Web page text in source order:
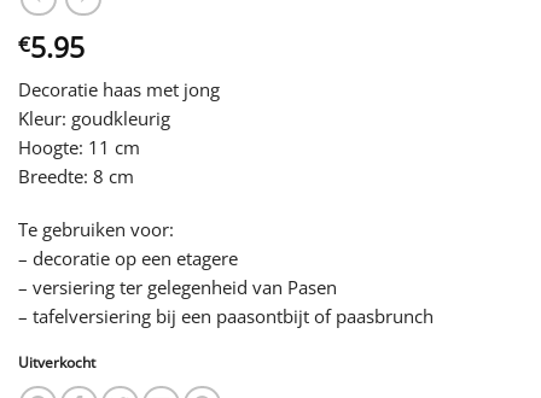
€5.95
Decoratie haas met jong
Kleur: goudkleurig
Hoogte: 11 cm
Breedte: 8 cm
Te gebruiken voor:
– decoratie op een etagere
– versiering ter gelegenheid van Pasen
– tafelversiering bij een paasontbijt of paasbrunch
Uitverkocht